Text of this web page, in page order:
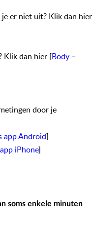
je er niet uit? Klik dan hier
Klik dan hier [Body –
door je
app Android]
iPhone]
soms enkele minuten